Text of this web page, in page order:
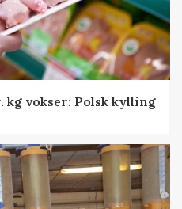
kg vokser: Polsk kylling